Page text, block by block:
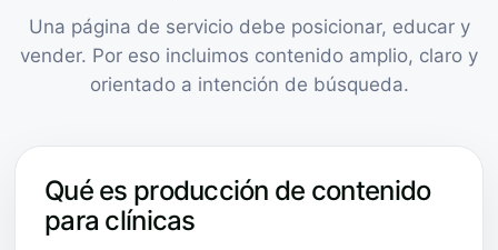
Una página de servicio debe posicionar, educar y
vender. Por eso incluimos contenido amplio, claro y
orientado a intención de búsqueda.
Qué es producción de contenido
para clínicas